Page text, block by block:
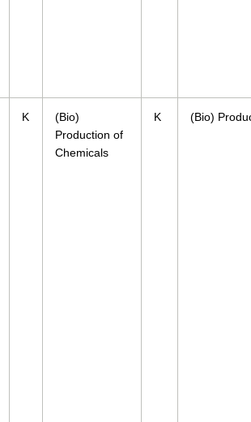
K
(Bio)
Production of
Chemicals
K (Bio)